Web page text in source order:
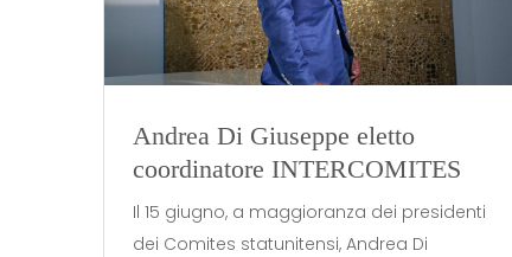
Andrea Di Giuseppe eletto
coordinatore INTERCOMITES
Il 15 giugno, a maggioranza dei presidenti
dei Comites statunitensi, Andrea Di